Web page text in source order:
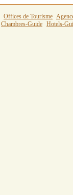
Offices de Tourisme
Chambres-Guide Hotels-